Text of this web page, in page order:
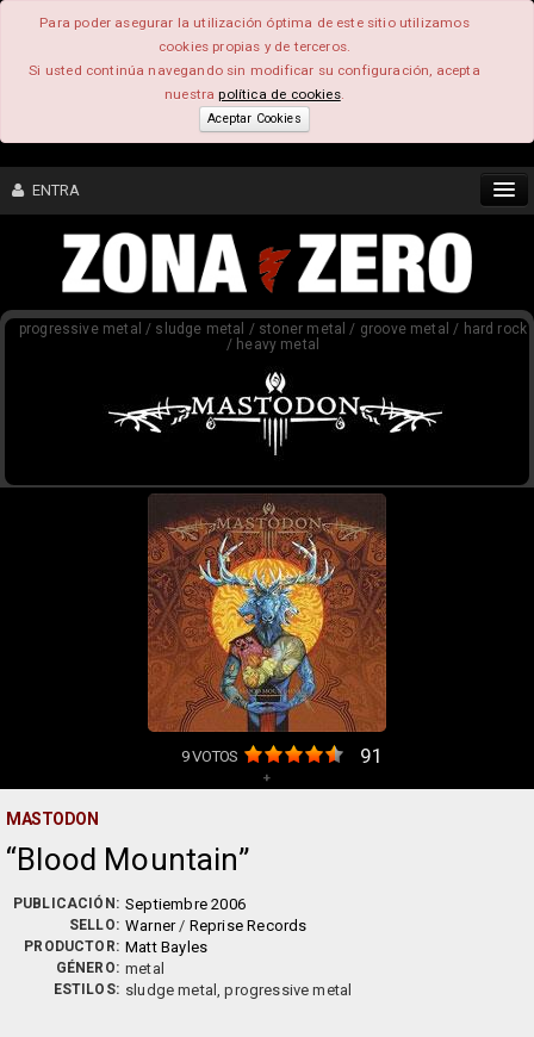
Para poder asegurar la utilización óptima de este sitio utilizamos
cookies propias y de terceros.
Si usted continúa navegando sin modificar su configuración, acepta
nuestrapolítica de cookies.
Aceptar Cookies
ENTRA
CONTENIDO
COMUNIDAD
progressive metal / sludge metal / stoner metal / groove metal / hard rock
/ heavy metal
9VOTOS 91
+
MASTODON
Blood Mountain
PUBLICACIÓN: Septiembre 2006
SELLO: Warner/ Reprise Records
PRODUCTOR: Matt Bayles
GÉNERO: metal
ESTILOS: sludge metal, progressive metal